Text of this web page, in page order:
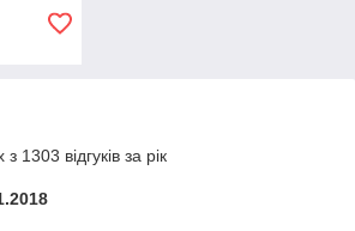
1303 відгуків за рік